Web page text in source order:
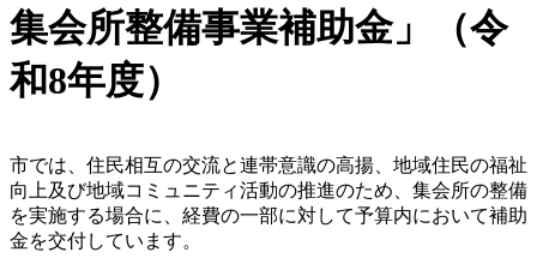
集会所整備事業補助金」（令
和8年度）
市では、住民相互の交流と連帯意識の高揚、地域住民の福祉
向上及び地域コミュニティ活動の推進のため、集会所の整備
を実施する場合に、経費の一部に対して予算内において補助
金を交付しています。